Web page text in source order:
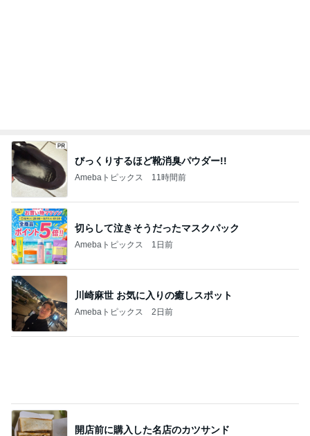
びっくりするほど靴消臭パウダー!!
Amebaトピックス 11時間前
切らして泣きそうだったマスクパック
Amebaトピックス 1日前
川崎麻世 お気に入りの癒しスポット
Amebaトピックス 2日前
開店前に購入した名店のカツサンド